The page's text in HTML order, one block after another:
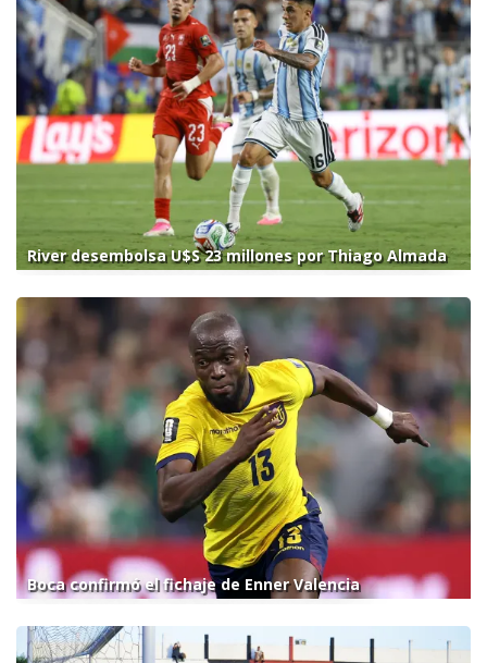
River desembolsa U$S 23 millones por Thiago Almada
Boca confirmó el fichaje de Enner Valencia